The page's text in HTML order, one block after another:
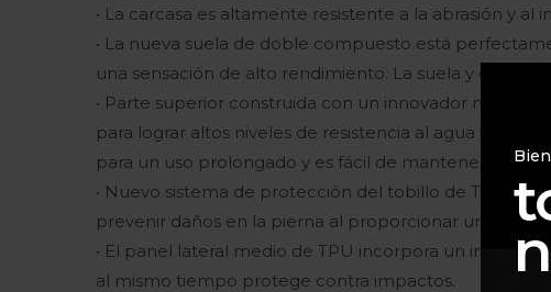
• La carcasa es altamente resistente a la abrasión y
• La nueva suela de doble compuesto está
una sensación de alto rendimiento. La suela y el
• Parte superior construida con un innovador
para lograr altos niveles de resistencia al agua y
para un uso prolongado y es fácil de mantener y
• Nuevo sistema de protección del tobillo de TPU
prevenir daños en la pierna al proporcionar un alivio
• El panel lateral medio de TPU incorpora un inserto
al mismo tiempo protege contra impactos.